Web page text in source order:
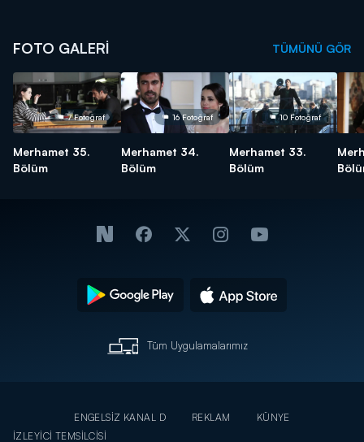
FOTO GALERİ TÜMÜNÜ GÖR
7 Fotoğraf
Merhamet 35.
Bölüm
16 Fotoğraf
Merhamet 34.
Bölüm
10 Fotoğraf
Merhamet 33.
Bölüm
Tüm Uygulamalarımız
ENGELSİZ KANAL D REKLAM
KÜNYE
İZLEYİCİ TEMSİLCİSİ